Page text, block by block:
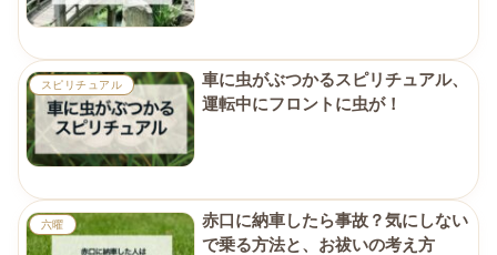
スピリチュアル
車に虫がぶつかるスピリチュアル、
運転中にフロントに虫が！
六曜
赤口に納車したら事故？気にしない
で乗る方法と、お祓いの考え方